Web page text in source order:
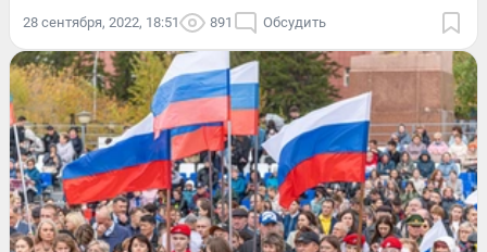
28 сентября, 2022, 18:51 891 Обсудить